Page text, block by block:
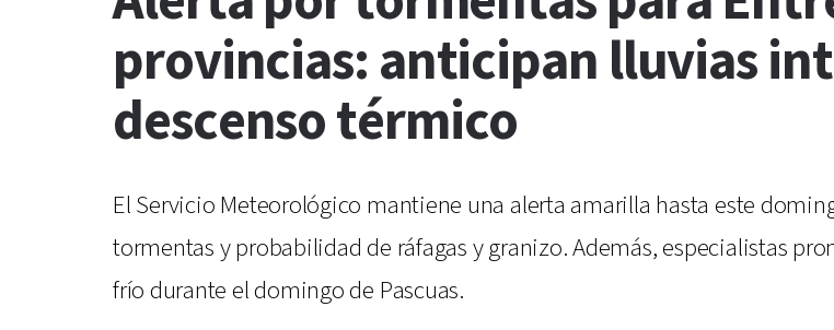
provincias: anticipan lluvias
descenso térmico
El Servicio Meteorológico mantiene una alerta amarilla hasta este
tormentas y probabilidad de ráfagas y granizo. Además, especialistas
frío durante el domingo de Pascuas.